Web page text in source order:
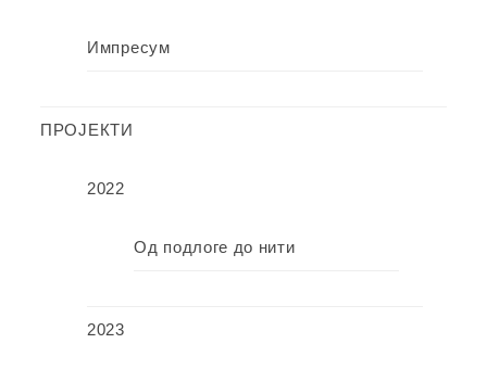
Импресум
ПРОЈЕКТИ
2022
Од подлоге до нити
2023